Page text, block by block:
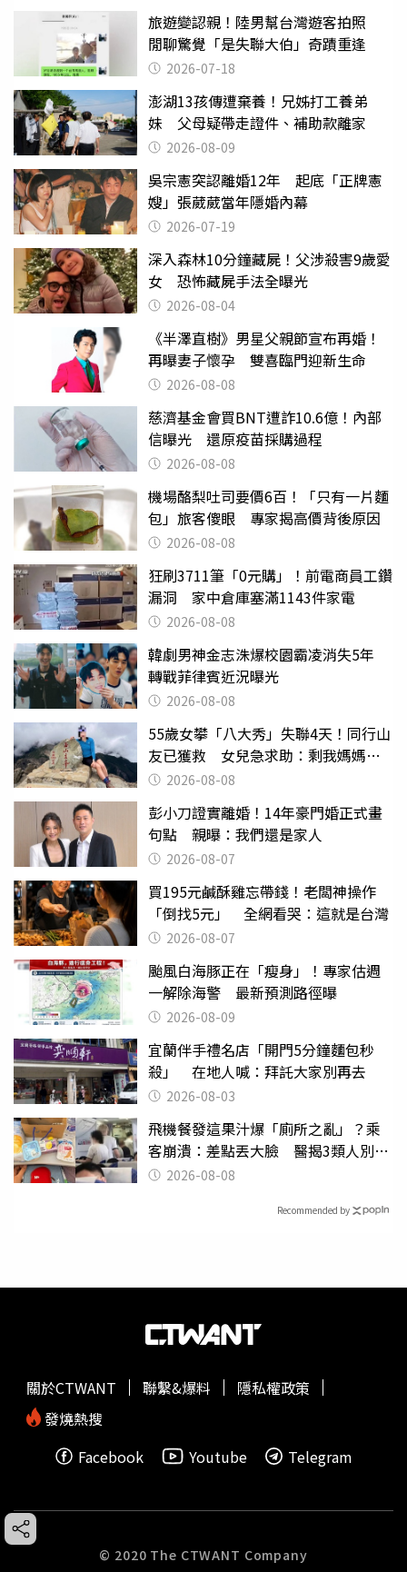
旅遊變認親！陸男幫台灣遊客拍照
閒聊驚覺「是失聯大伯」奇蹟重逢
2026-07-18
澎湖13孩傳遭棄養！兄姊打工養弟
妹 父母疑帶走證件、補助款離家
2026-08-09
吳宗憲突認離婚12年 起底「正牌憲
嫂」張葳葳當年隱婚內幕
2026-07-19
深入森林10分鐘藏屍！父涉殺害9歲愛
女 恐怖藏屍手法全曝光
2026-08-04
《半澤直樹》男星父親節宣布再婚！
再曝妻子懷孕 雙喜臨門迎新生命
2026-08-08
慈濟基金會買BNT遭詐10.6億！內部
信曝光 還原疫苗採購過程
2026-08-08
機場酪梨吐司要價6百！「只有一片麵
包」旅客傻眼 專家揭高價背後原因
2026-08-08
狂刷3711筆「0元購」！前電商員工鑽
漏洞 家中倉庫塞滿1143件家電
2026-08-08
韓劇男神金志洙爆校園霸凌消失5年
轉戰菲律賓近況曝光
2026-08-08
55歲女攀「八大秀」失聯4天！同行山
友已獲救 女兒急求助：剩我媽媽還
沒找到
2026-08-08
彭小刀證實離婚！14年豪門婚正式畫
句點 親曝：我們還是家人
2026-08-07
買195元鹹酥雞忘帶錢！老闆神操作
「倒找5元」 全網看哭：這就是台灣
2026-08-07
颱風白海豚正在「瘦身」！專家估週
一解除海警 最新預測路徑曝
2026-08-09
宜蘭伴手禮名店「開門5分鐘麵包秒
殺」 在地人喊：拜託大家別再去
2026-08-03
飛機餐發這果汁爆「廁所之亂」？乘
客崩潰：差點丟大臉 醫揭3類人別亂
喝 2026-08-08
Recommended by
關於CTWANT 聯繫&爆料
隱私權政策
發燒熱搜
Facebook
Youtube Telegram
© 2020 The CTWANT Company